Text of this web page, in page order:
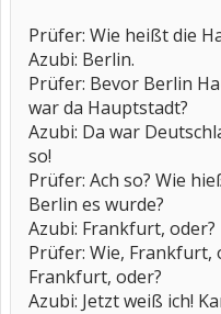
Prüfer: Wie heißt die
Azubi: Berlin.
Prüfer: Bevor Berlin
war da Hauptstadt?
Azubi: Da war
so!
Prüfer: Ach so? Wie
Berlin es wurde?
Azubi: Frankfurt, oder?
Prüfer: Wie,
Frankfurt, oder?
Azubi: Jetzt weiß ich!